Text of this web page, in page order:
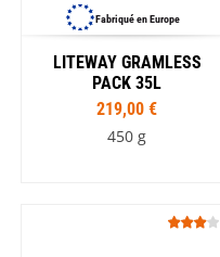
Fabriqué en Europe
LITEWAY GRAMLESS
PACK 35L
219,00 €
450 g